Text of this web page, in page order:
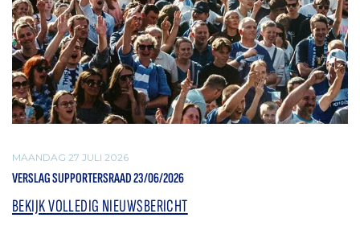
MAANDAG 27 JULI 2026
VERSLAG SUPPORTERSRAAD 23/06/2026
BEKIJK VOLLEDIG NIEUWSBERICHT